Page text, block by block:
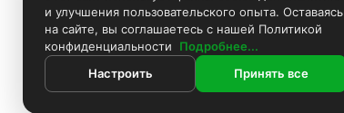
и улучшения пользовательского опыта. Оставаясь
на сайте, вы соглашаетесь с нашей Политикой
конфиденциальности
Подробнее...
Настроить
Принять все